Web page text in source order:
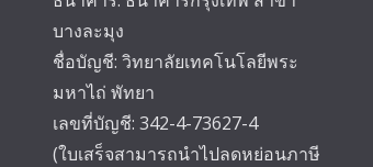
บางละมุง
ชื่อบัญชี: วิทยาลัยเทคโนโลยีพระ
มหาไถ่ พัทยา
เลขที่บัญชี: 342-4-73627-4
(ใบเสร็จสามารถนำไปลดหย่อนภาษี